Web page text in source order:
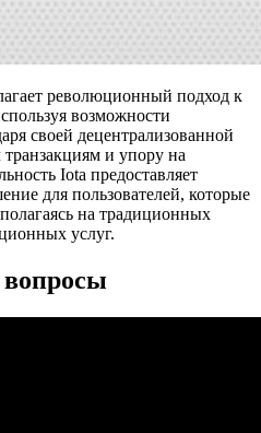
революционный подход к
возможности
своей децентрализованной
и упору на
Iota предоставляет
для пользователей, которые
полагаясь на традиционных
услуг.